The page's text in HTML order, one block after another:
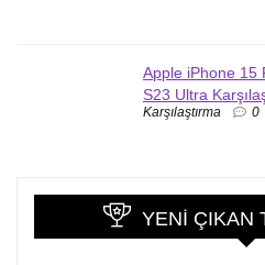
Apple iPhone 15
S23 Ultra
Karşılaştırma 0
YENI ÇIKAN